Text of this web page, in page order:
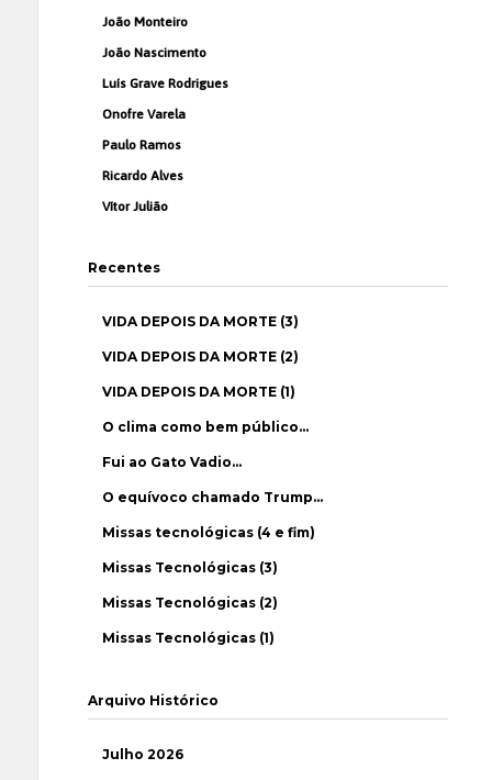
João Monteiro
João Nascimento
Luís Grave Rodrigues
Onofre Varela
Paulo Ramos
Ricardo Alves
Vítor Julião
Recentes
VIDA DEPOIS DA MORTE (3)
VIDA DEPOIS DA MORTE (2)
VIDA DEPOIS DA MORTE (1)
O clima como bem público…
Fui ao Gato Vadio…
O equívoco chamado Trump…
Missas tecnológicas (4 e fim)
Missas Tecnológicas (3)
Missas Tecnológicas (2)
Missas Tecnológicas (1)
Arquivo Histórico
Julho 2026